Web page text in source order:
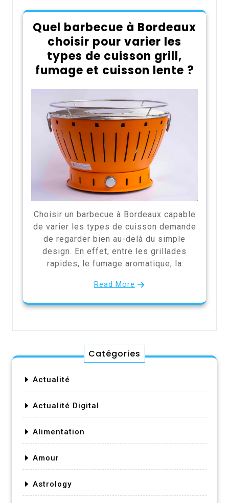
Quel barbecue à Bordeaux
choisir pour varier les
types de cuisson grill,
fumage et cuisson lente ?
Choisir un barbecue à Bordeaux capable
de varier les types de cuisson demande
de regarder bien au-delà du simple
design. En effet, entre les grillades
rapides, le fumage aromatique, la
Read More
Catégories
Actualité
Actualité Digital
Alimentation
Amour
Astrology